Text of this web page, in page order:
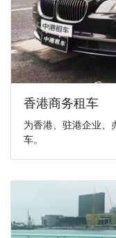
香港商务租车
为香港、驻港企业、
车。